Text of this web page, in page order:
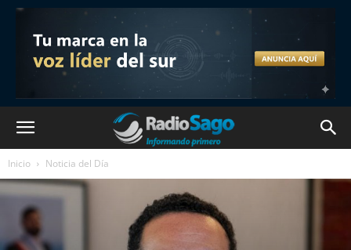
Inicio Noticia del Día